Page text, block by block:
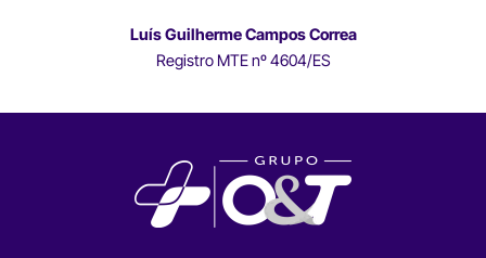
Luís Guilherme Campos Correa
Registro MTE nº 4604/ES